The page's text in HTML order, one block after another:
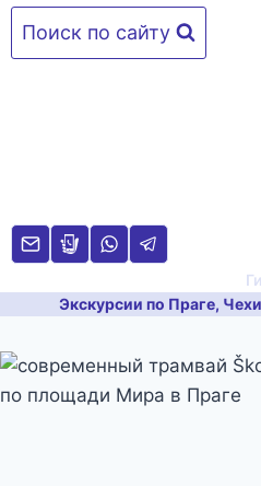
Перейти
Поиск по сайту
Экскурсии по Праге,